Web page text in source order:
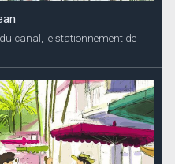
canal, le stationnement de